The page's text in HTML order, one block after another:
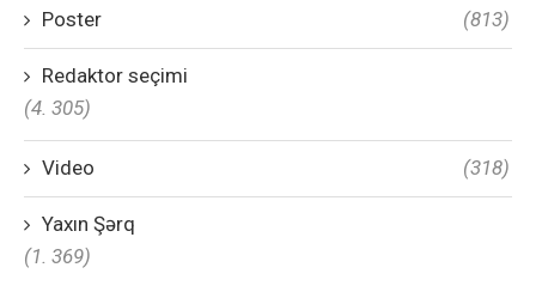
Poster (813)
Redaktor seçimi
(4. 305)
Video (318)
Yaxın Şərq
(1. 369)